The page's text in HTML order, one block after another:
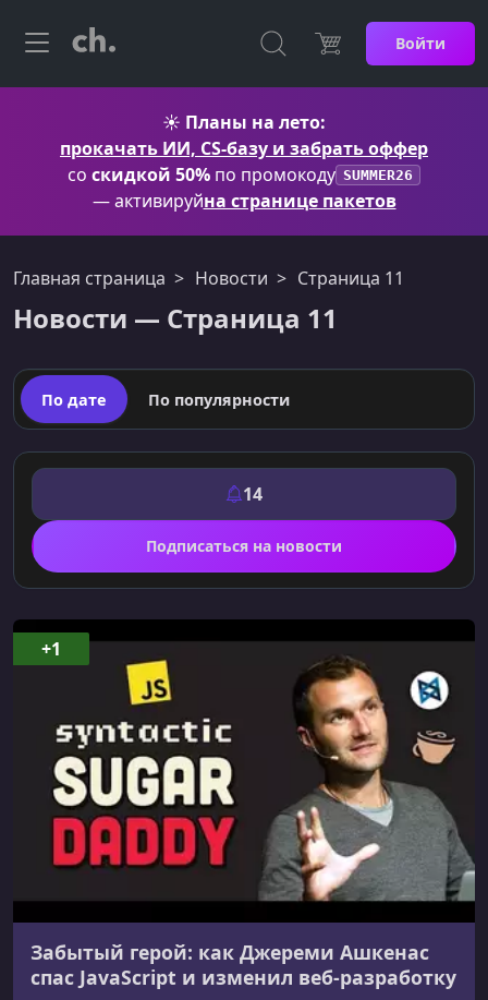
Войти
☀️ Планы на лето:
прокачать ИИ, CS-базу и забрать оффер
со скидкой 50% по промокоду SUMMER26
— активируйна странице пакетов
Главная страница Новости Страница 11
Новости — Страница 11
По дате По популярности
14
Подписаться на новости
+1
Забытый герой: как Джереми Ашкенас
спас JavaScript и изменил веб-разработку